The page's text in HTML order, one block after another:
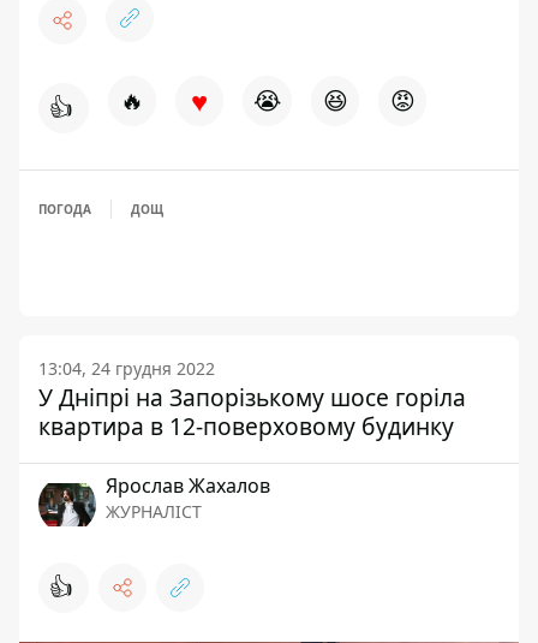
👍 🔥 ♥ 😭 😆 😡
ПОГОДА ДОЩ
13:04, 24 грудня 2022
У Дніпрі на Запорізькому шосе горіла
квартира в 12-поверховому будинку
Ярослав Жахалов
ЖУРНАЛІСТ
👍